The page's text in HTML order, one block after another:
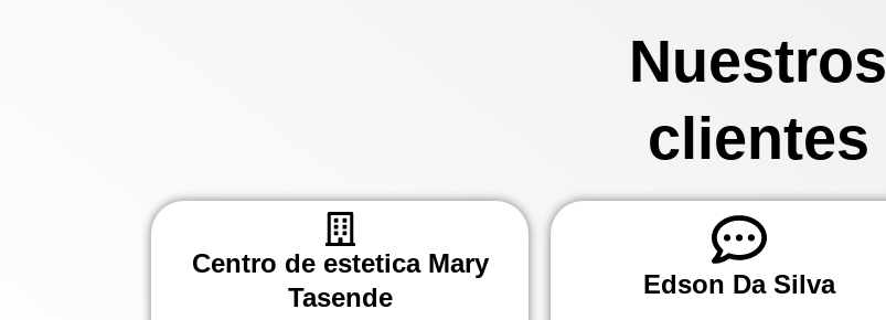
Nuestros
clientes
Centro de estetica Mary
Tasende
Edson Da Silva